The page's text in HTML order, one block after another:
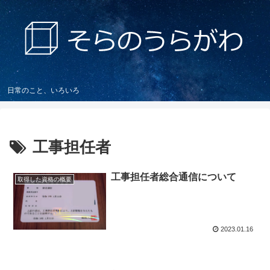
日常のこと、いろいろ
工事担任者
取得した資格の概要 工事担任者総合通信について
2023.01.16